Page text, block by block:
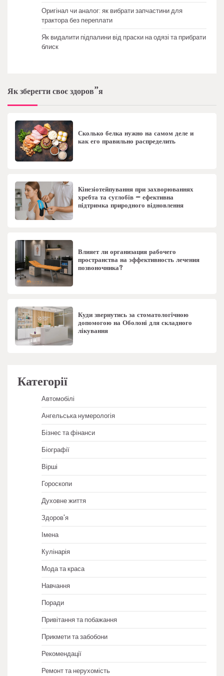
Оригінал чи аналог: як вибрати запчастини для
трактора без переплати
Як видалити підпалини від праски на одязі та прибрати
блиск
Як зберегти своє здоров”я
Сколько белка нужно на самом деле и
как его правильно распределить
Кінезіотейпування при захворюваннях
хребта та суглобів – ефективна
підтримка природного відновлення
Влияет ли организация рабочего
пространства на эффективность лечения
позвоночника?
Куди звернутись за стоматологічною
допомогою на Оболоні для складного
лікування
Категорії
Автомобілі
Ангельська нумерологія
Бізнес та фінанси
Біографії
Вірші
Гороскопи
Духовне життя
Здоров'я
Імена
Кулінарія
Мода та краса
Навчання
Поради
Привітання та побажання
Прикмети та забобони
Рекомендації
Ремонт та нерухомість